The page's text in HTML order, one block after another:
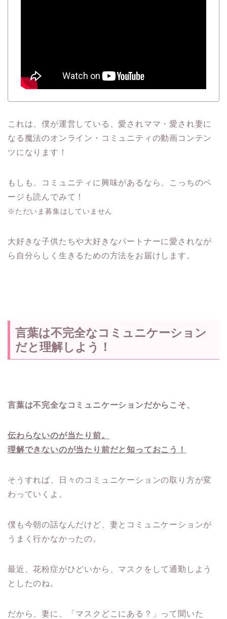
これは、僕が運営している、愛されママ・愛され妻に
なる魔法のオンライン・コミュニティの動画コンテン
ツになります！
もしも、コミュニティに興味があるなら、こっちのペ
ージも読んでみて！
※ただいま募集はしていません
大好きな子供たちや大好きなパートナーに愛されなが
ら自分らしく生きるための方法をお届けします。
言葉は不完全なコミュニケーション
だと理解しよう！
言葉は不完全なコミュニケーションだからこそ、
伝わらないのが当たり前。
理解できないのが当たり前だと知っておこう！
そうすれば、日々のコミュニケーションの取り方が変
わっていくよ。
僕も今朝の話なんだけど、妻とコミュニケーションが
うまく行かなかったの。
最近、花粉症がひどいから、マスクをして通勤しよう
としたのね。
だから、妻に、「マスクどこにある？」って聞いた